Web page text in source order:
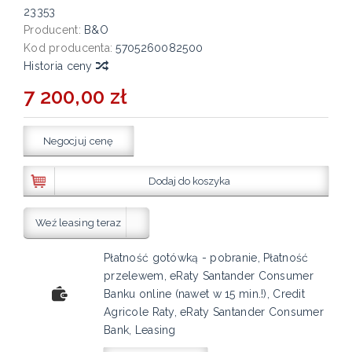
23353
Producent: B&O
Kod producenta: 5705260082500
Historia ceny
7 200,00 zł
Negocjuj cenę
Dodaj do koszyka
Weź leasing teraz
Płatność gotówką - pobranie, Płatność
przelewem, eRaty Santander Consumer
Banku online (nawet w 15 min.!), Credit
Agricole Raty, eRaty Santander Consumer
Bank, Leasing